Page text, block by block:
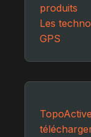
produits
Les
GPS
TopoActive